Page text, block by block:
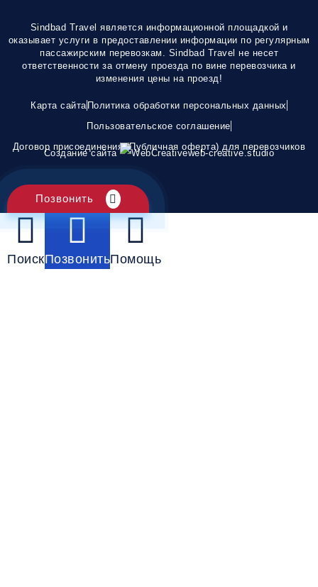
Sindbad Travel является информационной площадкой и
оказывает услуги в предоставлении информации по регулярным
пассажирским перевозкам. Sindbad Travel не несет
ответственности за отмену проезда по вине перевозчика и
изменения цены на проезд!
Карта сайта Политика обработки персональных данных
Пользовательское соглашение
Договор присоединения (Публичная оферта) для перевозчиков
Создание сайта web-creative.studio
Позвонить
ПоискПозвонитьПомощь